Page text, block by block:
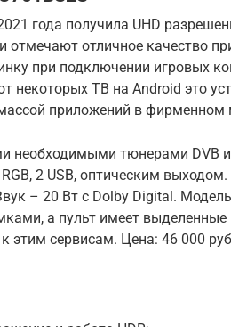
года получила UHD
отмечают отличное качество
при подключении игровых
некоторых ТВ на Android это
приложений в фирменном
необходимыми тюнерами DVB
2 USB, оптическим
– 20 Вт с Dolby Digital.
а пульт имеет выделенные
этим сервисам. Цена: 46 000